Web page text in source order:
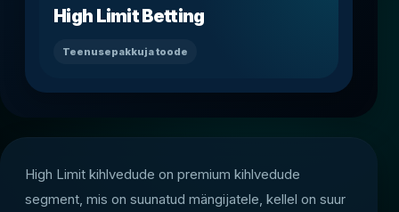
High Limit Betting
Teenusepakkuja toode
High Limit kihlvedude on premium kihlvedude
segment, mis on suunatud mängijatele, kellel on suur